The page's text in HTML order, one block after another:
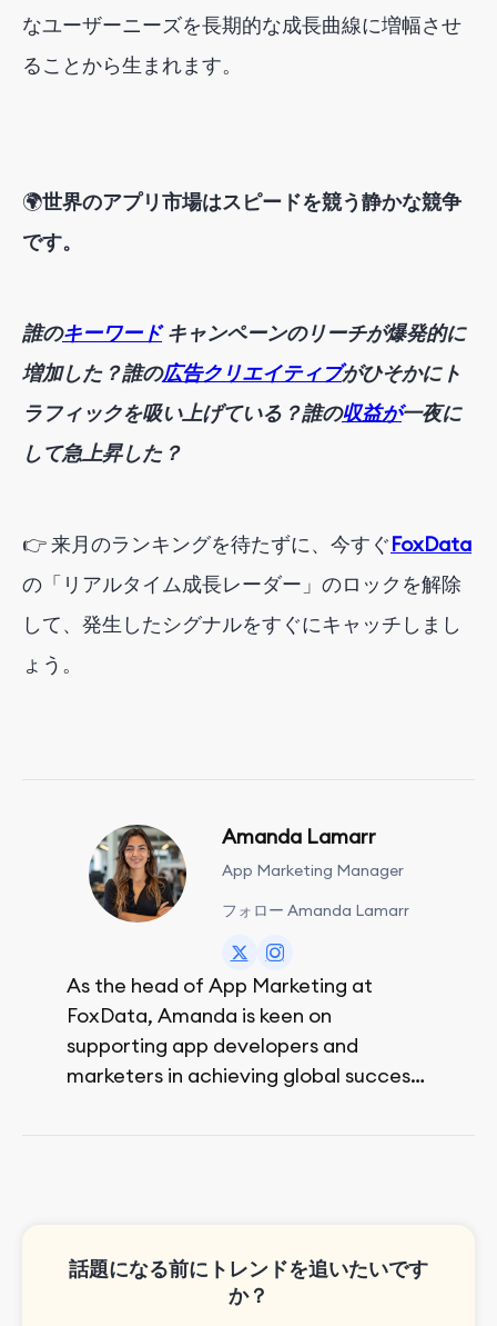
なユーザーニーズを長期的な成長曲線に増幅させ
ることから生まれます。
🌍世界のアプリ市場はスピードを競う静かな競争
です。
誰のキーワード キャンペーンのリーチが爆発的に
増加した？誰の広告クリエイティブがひそかにト
ラフィックを吸い上げている？誰の収益が一夜に
して急上昇した？
👉 来月のランキングを待たずに、 今すぐFoxData
の「リアルタイム成長レーダー」のロックを解除
して、発生したシグナルをすぐにキャッチしまし
ょう。
Amanda Lamarr
App Marketing Manager
フォロー Amanda Lamarr
As the head of App Marketing at
FoxData, Amanda is keen on
supporting app developers and
marketers in achieving global success,
話題になる前にトレンドを追いたいです
か？